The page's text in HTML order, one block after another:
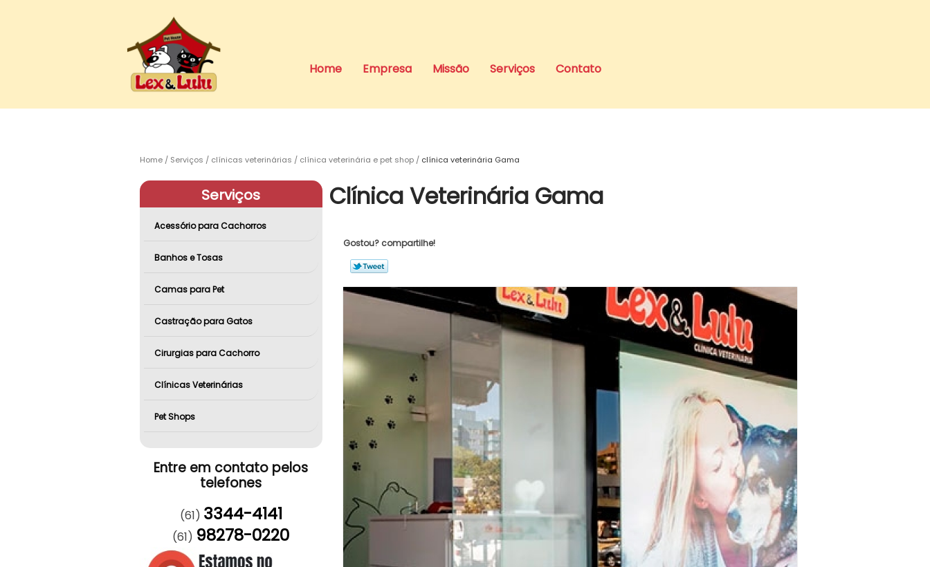
Home Empresa Missão Serviços Contato
Home Serviços clínicas veterinárias clínica veterinária e pet shop clínica veterinária Gama
Serviços
Acessório para Cachorros
Banhos e Tosas
Camas para Pet
Castração para Gatos
Cirurgias para Cachorro
Clínicas Veterinárias
Pet Shops
Entre em contato pelos
telefones
(61) 3344-4141
(61) 98278-0220
Clínica Veterinária Gama
Gostou? compartilhe!